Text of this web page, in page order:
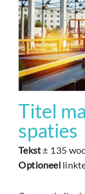
Titel
spaties
Tekst± 135
Optioneel